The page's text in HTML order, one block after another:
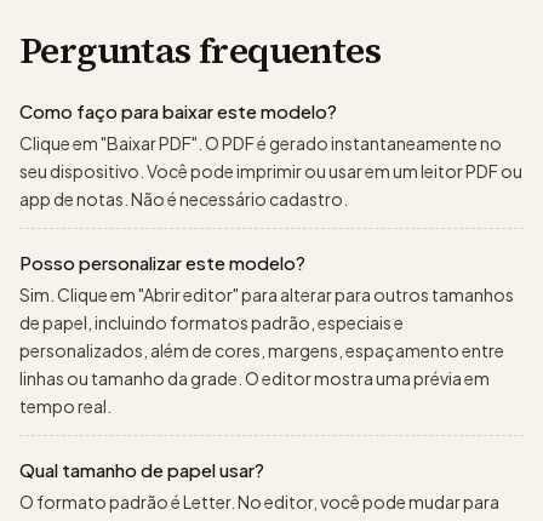
Perguntas frequentes
Como faço para baixar este modelo?
Clique em "Baixar PDF". O PDF é gerado instantaneamente no
seu dispositivo. Você pode imprimir ou usar em um leitor PDF ou
app de notas. Não é necessário cadastro.
Posso personalizar este modelo?
Sim. Clique em "Abrir editor" para alterar para outros tamanhos
de papel, incluindo formatos padrão, especiais e
personalizados, além de cores, margens, espaçamento entre
linhas ou tamanho da grade. O editor mostra uma prévia em
tempo real.
Qual tamanho de papel usar?
O formato padrão é Letter. No editor, você pode mudar para